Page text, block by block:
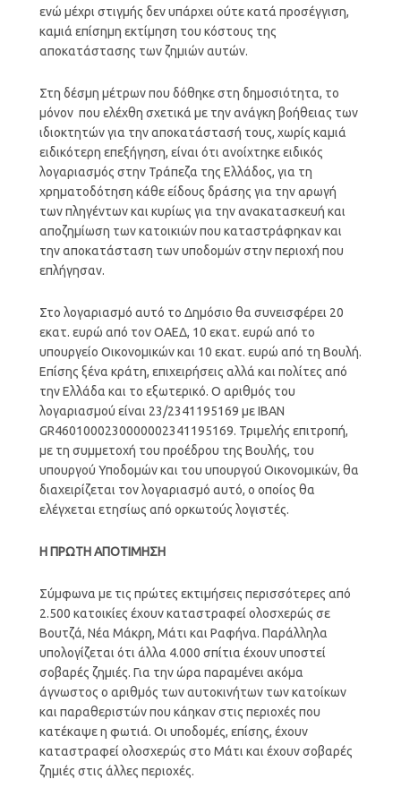
ενώ μέχρι στιγμής δεν υπάρχει ούτε κατά προσέγγιση,
καμιά επίσημη εκτίμηση του κόστους της
αποκατάστασης των ζημιών αυτών.
Στη δέσμη μέτρων που δόθηκε στη δημοσιότητα, το
μόνον που ελέχθη σχετικά με την ανάγκη βοήθειας των
ιδιοκτητών για την αποκατάστασή τους, χωρίς καμιά
ειδικότερη επεξήγηση, είναι ότι ανοίχτηκε ειδικός
λογαριασμός στην Τράπεζα της Ελλάδος, για τη
χρηματοδότηση κάθε είδους δράσης για την αρωγή
των πληγέντων και κυρίως για την ανακατασκευή και
αποζημίωση των κατοικιών που καταστράφηκαν και
την αποκατάσταση των υποδομών στην περιοχή που
επλήγησαν.
Στο λογαριασμό αυτό το Δημόσιο θα συνεισφέρει 20
εκατ. ευρώ από τον ΟΑΕΔ, 10 εκατ. ευρώ από το
υπουργείο Οικονομικών και 10 εκατ. ευρώ από τη Βουλή.
Επίσης ξένα κράτη, επιχειρήσεις αλλά και πολίτες από
την Ελλάδα και το εξωτερικό. Ο αριθμός του
λογαριασμού είναι 23/2341195169 με IBAN
GR4601000230000002341195169. Τριμελής επιτροπή,
με τη συμμετοχή του προέδρου της Βουλής, του
υπουργού Υποδομών και του υπουργού Οικονομικών, θα
διαχειρίζεται τον λογαριασμό αυτό, ο οποίος θα
ελέγχεται ετησίως από ορκωτούς λογιστές.
Η ΠΡΩΤΗ ΑΠΟΤΙΜΗΣΗ
Σύμφωνα με τις πρώτες εκτιμήσεις περισσότερες από
2.500 κατοικίες έχουν καταστραφεί ολοσχερώς σε
Βουτζά, Νέα Μάκρη, Μάτι και Ραφήνα. Παράλληλα
υπολογίζεται ότι άλλα 4.000 σπίτια έχουν υποστεί
σοβαρές ζημιές. Για την ώρα παραμένει ακόμα
άγνωστος ο αριθμός των αυτοκινήτων των κατοίκων
και παραθεριστών που κάηκαν στις περιοχές που
κατέκαψε η φωτιά. Οι υποδομές, επίσης, έχουν
καταστραφεί ολοσχερώς στο Μάτι και έχουν σοβαρές
ζημιές στις άλλες περιοχές.